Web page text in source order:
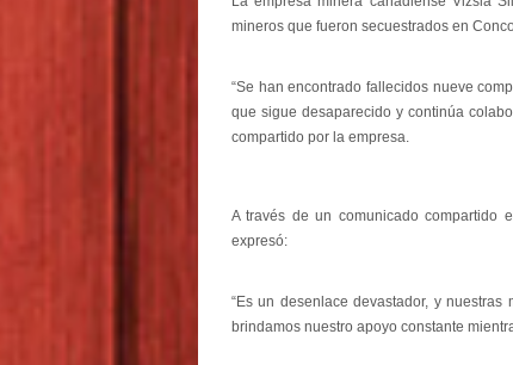
mineros que fueron secuestrados en
“Se han encontrado fallecidos nueve
que sigue desaparecido y continúa
compartido por la empresa.
A través de un comunicado compartido
expresó:
“Es un desenlace devastador, y
brindamos nuestro apoyo constante